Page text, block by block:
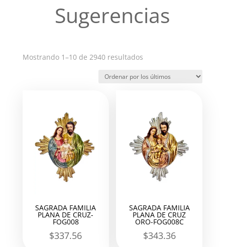
Sugerencias
Mostrando 1–10 de 2940 resultadosOrdenado
los
SAGRADA FAMILIA
PLANA DE CRUZ-
FOG008
$337.56
SAGRADA FAMILIA
PLANA DE CRUZ
ORO-FOG008C
$343.36